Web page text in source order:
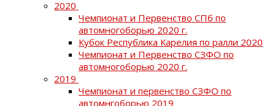
2020
Чемпионат и Первенство СПб по
автомногоборью 2020 г.
Кубок Республика Карелия по ралли 2020
Чемпионат и Первенство СЗФО по
автомногоборью 2020 г.
2019
Чемпионат и первенство СЗФО по
автомнгоборью 2019